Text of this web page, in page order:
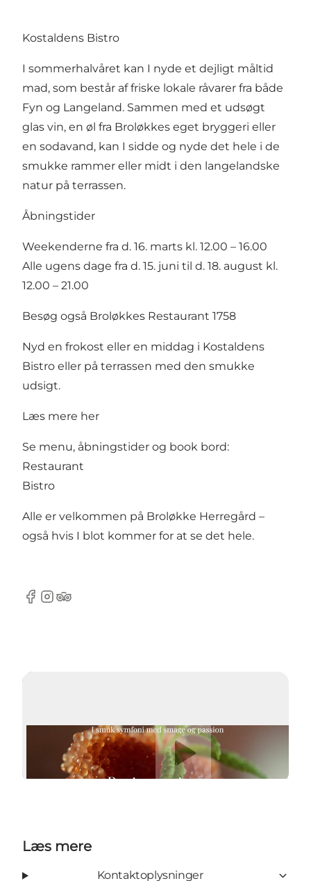
Kostaldens Bistro
I sommerhalvåret kan I nyde et dejligt måltid
mad, som består af friske lokale råvarer fra både
Fyn og Langeland. Sammen med et udsøgt
glas vin, en øl fra Broløkkes eget bryggeri eller
en sodavand, kan I sidde og nyde det hele i de
smukke rammer eller midt i den langelandske
natur på terrassen.
Åbningstider
Weekenderne fra d. 16. marts kl. 12.00 – 16.00
Alle ugens dage fra d. 15. juni til d. 18. august kl.
12.00 – 21.00
Besøg også Broløkkes Restaurant 1758
Nyd en frokost eller en middag i Kostaldens
Bistro eller på terrassen med den smukke
udsigt.
Læs mere her
Se menu, åbningstider og book bord:
Restaurant
Bistro
Alle er velkommen på Broløkke Herregård –
også hvis I blot kommer for at se det hele.
Facebook
Instagram
Tripadvisor
Afspil video
Læs mere
Kontaktoplysninger